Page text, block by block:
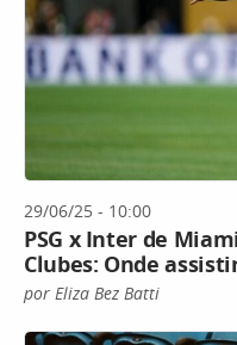
29/06/25 - 10:00
PSG x Inter de
Clubes: Onde
por Eliza Bez Batti